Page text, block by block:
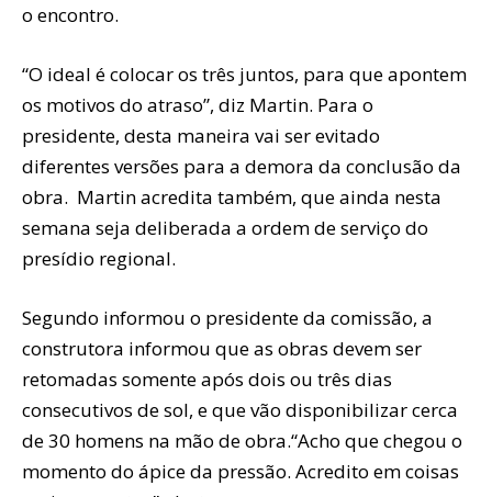
o encontro.
“O ideal é colocar os três juntos, para que apontem
os motivos do atraso”, diz Martin. Para o
presidente, desta maneira vai ser evitado
diferentes versões para a demora da conclusão da
obra. Martin acredita também, que ainda nesta
semana seja deliberada a ordem de serviço do
presídio regional.
Segundo informou o presidente da comissão, a
construtora informou que as obras devem ser
retomadas somente após dois ou três dias
consecutivos de sol, e que vão disponibilizar cerca
de 30 homens na mão de obra.“Acho que chegou o
momento do ápice da pressão. Acredito em coisas